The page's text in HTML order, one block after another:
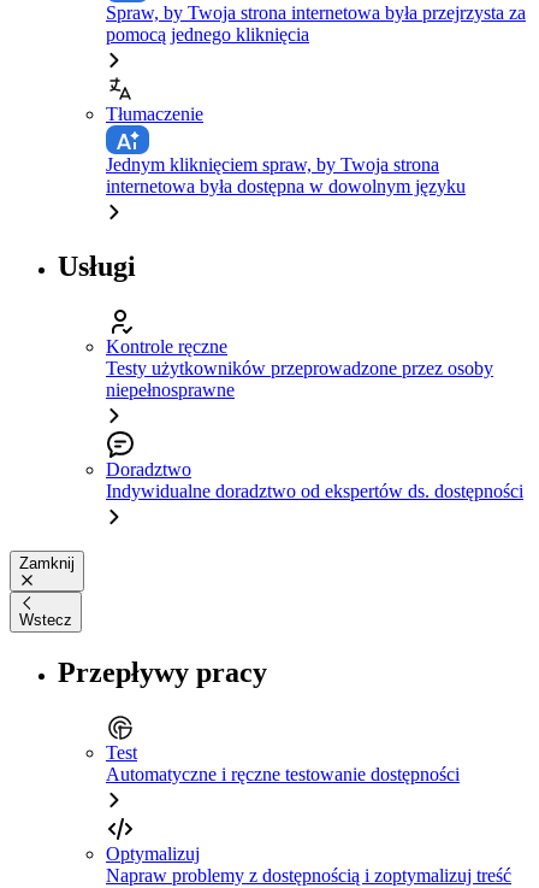
Spraw, by Twoja strona internetowa była przejrzysta za
pomocą jednego kliknięcia
Tłumaczenie
Jednym kliknięciem spraw, by Twoja strona
internetowa była dostępna w dowolnym języku
Usługi
Kontrole ręczne
Testy użytkowników przeprowadzone przez osoby
niepełnosprawne
Doradztwo
Indywidualne doradztwo od ekspertów ds. dostępności
Zamknij
Wstecz
Przepływy pracy
Test
Automatyczne i ręczne testowanie dostępności
Optymalizuj
Napraw problemy z dostępnością i zoptymalizuj treść